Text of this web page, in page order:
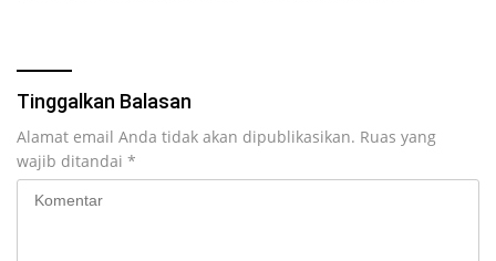
Tinggalkan Balasan
Alamat email Anda tidak akan dipublikasikan. Ruas yang
wajib ditandai *